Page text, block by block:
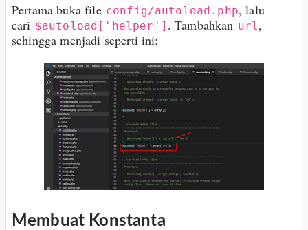
Pertama buka file config/autoload.php, lalu
cari $autoload['helper'] . Tambahkan url,
sehingga menjadi seperti ini:
Membuat Konstanta